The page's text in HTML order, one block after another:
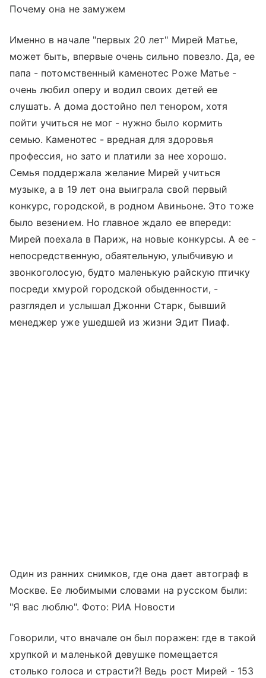
Почему она не замужем
Именно в начале "первых 20 лет" Мирей Матье,
может быть, впервые очень сильно повезло. Да, ее
папа - потомственный каменотес Роже Матье -
очень любил оперу и водил своих детей ее
слушать. А дома достойно пел тенором, хотя
пойти учиться не мог - нужно было кормить
семью. Каменотес - вредная для здоровья
профессия, но зато и платили за нее хорошо.
Семья поддержала желание Мирей учиться
музыке, а в 19 лет она выиграла свой первый
конкурс, городской, в родном Авиньоне. Это тоже
было везением. Но главное ждало ее впереди:
Мирей поехала в Париж, на новые конкурсы. А ее -
непосредственную, обаятельную, улыбчивую и
звонкоголосую, будто маленькую райскую птичку
посреди хмурой городской обыденности, -
разглядел и услышал Джонни Старк, бывший
менеджер уже ушедшей из жизни Эдит Пиаф.
Один из ранних снимков, где она дает автограф в
Москве. Ее любимыми словами на русском были:
"Я вас люблю". Фото: РИА Новости
Говорили, что вначале он был поражен: где в такой
хрупкой и маленькой девушке помещается
столько голоса и страсти?! Ведь рост Мирей - 153